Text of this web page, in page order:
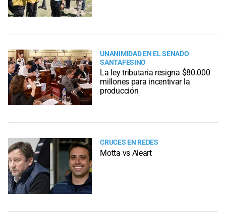
UNANIMIDAD EN EL SENADO
SANTAFESINO
La ley tributaria resigna $80.000
millones para incentivar la
producción
CRUCES EN REDES
Motta vs Aleart